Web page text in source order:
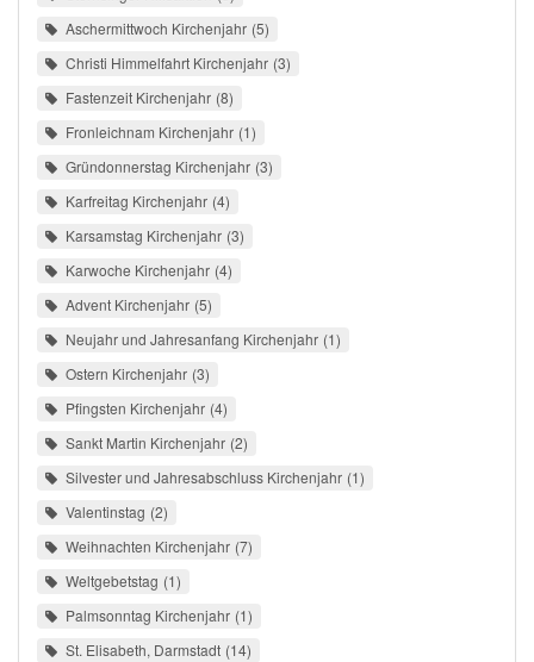
Aschermittwoch Kirchenjahr 5
Christi Himmelfahrt Kirchenjahr 3
Fastenzeit Kirchenjahr 8
Fronleichnam Kirchenjahr 1
Gründonnerstag Kirchenjahr 3
Karfreitag Kirchenjahr 4
Karsamstag Kirchenjahr 3
Karwoche Kirchenjahr 4
Advent Kirchenjahr 5
Neujahr und Jahresanfang Kirchenjahr 1
Ostern Kirchenjahr 3
Pfingsten Kirchenjahr 4
Sankt Martin Kirchenjahr 2
Silvester und Jahresabschluss Kirchenjahr 1
Valentinstag 2
Weihnachten Kirchenjahr 7
Weltgebetstag 1
Palmsonntag Kirchenjahr 1
St. Elisabeth, Darmstadt 14